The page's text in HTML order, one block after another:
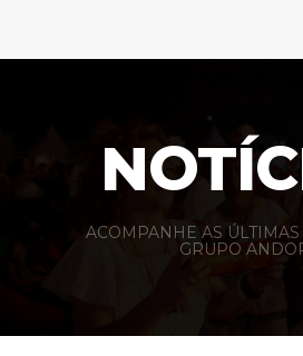
ACOMPANHE AS
GRUPO